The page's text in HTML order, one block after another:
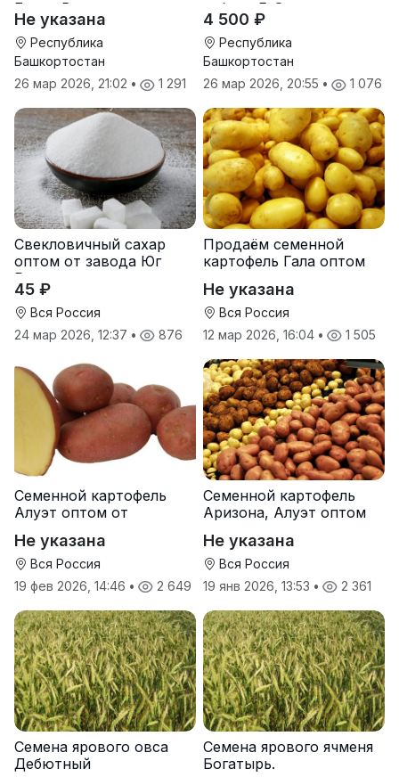
Берта Вилора
Прохладненский Дарина
Росс Машук Катерина
Не указана
Республика
Башкортостан
26 мар 2026, 21:02 • 1 291
гибрид F-G+
4 500 ₽
Республика
Башкортостан
26 мар 2026, 20:55 • 1 076
Свекловичный сахар
оптом от завода Юг
Руси
45 ₽
Вся Россия
24 мар 2026, 12:37 • 876
Продаём семенной
картофель Гала оптом
Не указана
Вся Россия
12 мар 2026, 16:04 • 1 505
Семенной картофель
Алуэт оптом от
Не указана
Вся Россия
19 фев 2026, 14:46 • 2 649
Семенной картофель
Аризона, Алуэт оптом
Не указана
Вся Россия
19 янв 2026, 13:53 • 2 361
Семена ярового овса
Дебютный
Семена ярового ячменя
Богатырь.